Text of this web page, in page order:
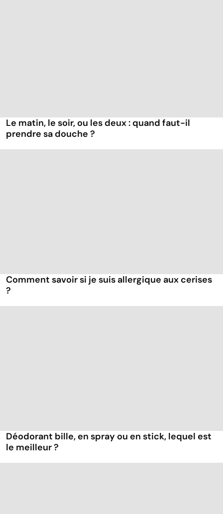
Le matin, le soir, ou les deux : quand faut-il
prendre sa douche ?
Comment savoir si je suis allergique aux cerises
?
Déodorant bille, en spray ou en stick, lequel est
le meilleur ?